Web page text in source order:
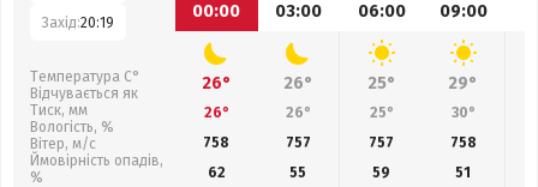
Захід:20:19
Температура С°
Відчувається як
Тиск, мм
Вологість, %
Вітер, м/с
Ймовірність опадів,
%
00:00
03:00 06:00 09:00
26° 26° 25° 29°
26° 26° 25° 30°
758
757 757 758
62
55 59 51